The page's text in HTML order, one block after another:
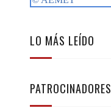
LO MÁS LEÍDO
PATROCINADORES